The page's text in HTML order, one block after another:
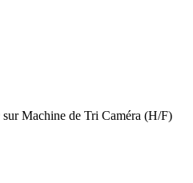
sur Machine de Tri Caméra (H/F)